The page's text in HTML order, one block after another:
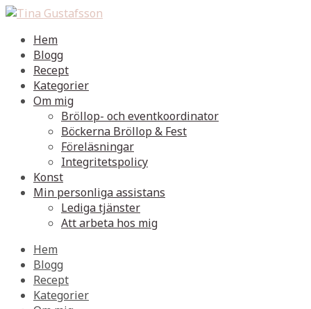
Hem
Blogg
Recept
Kategorier
Om mig
Bröllop- och eventkoordinator
Böckerna Bröllop & Fest
Föreläsningar
Integritetspolicy
Konst
Min personliga assistans
Lediga tjänster
Att arbeta hos mig
Hem
Blogg
Recept
Kategorier